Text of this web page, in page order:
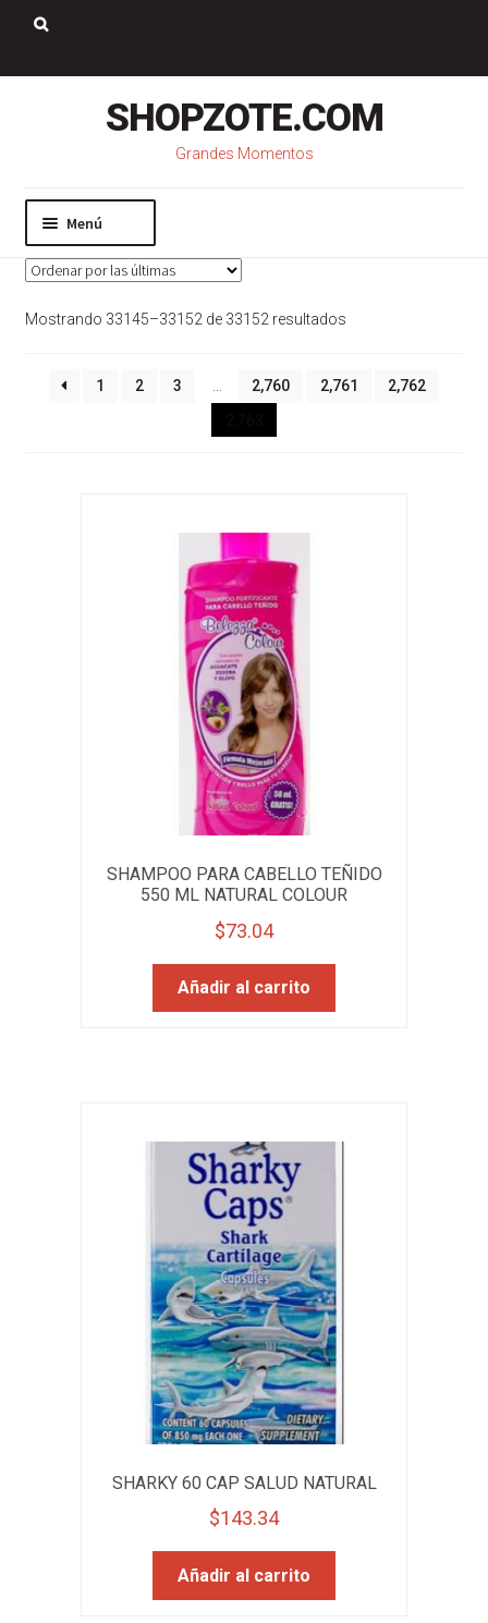
Saltar
navegación
Ir
contenido
SHOPZOTE.COM
Grandes Momentos
Menú
Inicio
Mi cuenta
Pago
Mostrando 33145–33152 de 33152 resultadosSorted
1
2 3 … 2,760 2,761
2,762
2,763
SHAMPOO PARA CABELLO TEÑIDO
550 ML NATURAL COLOUR
$73.04
Añadir al carrito
SHARKY 60 CAP SALUD NATURAL
$143.34
Añadir al carrito